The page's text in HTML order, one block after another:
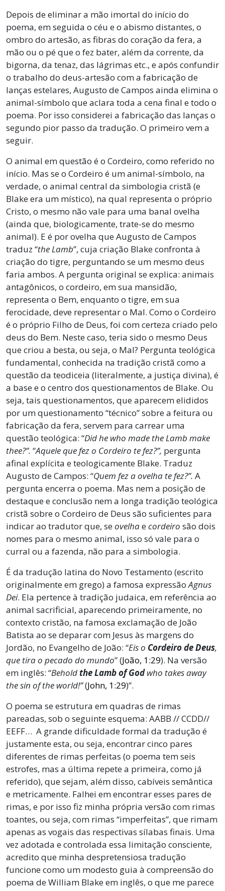
Depois de eliminar a mão imortal do início do
poema, em seguida o céu e o abismo distantes, o
ombro do artesão, as fibras do coração da fera, a
mão ou o pé que o fez bater, além da corrente, da
bigorna, da tenaz, das lágrimas etc., e após confundir
o trabalho do deus-artesão com a fabricação de
lanças estelares, Augusto de Campos ainda elimina o
animal-símbolo que aclara toda a cena final e todo o
poema. Por isso considerei a fabricação das lanças o
segundo pior passo da tradução. O primeiro vem a
seguir.
O animal em questão é o Cordeiro, como referido no
início. Mas se o Cordeiro é um animal-símbolo, na
verdade, o animal central da simbologia cristã (e
Blake era um místico), na qual representa o próprio
Cristo, o mesmo não vale para uma banal ovelha
(ainda que, biologicamente, trate-se do mesmo
animal). E é por ovelha que Augusto de Campos
traduz “the Lamb”, cuja criação Blake confronta à
criação do tigre, perguntando se um mesmo deus
faria ambos. A pergunta original se explica: animais
antagônicos, o cordeiro, em sua mansidão,
representa o Bem, enquanto o tigre, em sua
ferocidade, deve representar o Mal. Como o Cordeiro
é o próprio Filho de Deus, foi com certeza criado pelo
deus do Bem. Neste caso, teria sido o mesmo Deus
que criou a besta, ou seja, o Mal? Pergunta teológica
fundamental, conhecida na tradição cristã como a
questão da teodiceia (literalmente, a justiça divina), é
a base e o centro dos questionamentos de Blake. Ou
seja, tais questionamentos, que aparecem elididos
por um questionamento “técnico” sobre a feitura ou
fabricação da fera, servem para carrear uma
questão teológica: “Did he who made the Lamb make
thee?”. “Aquele que fez o Cordeiro te fez?”, pergunta
afinal explícita e teologicamente Blake. Traduz
Augusto de Campos: “Quem fez a ovelha te fez?”. A
pergunta encerra o poema. Mas nem a posição de
destaque e conclusão nem a longa tradição teológica
cristã sobre o Cordeiro de Deus são suficientes para
indicar ao tradutor que, seovelhaecordeiro são dois
nomes para o mesmo animal, isso só vale para o
curral ou a fazenda, não para a simbologia.
É da tradução latina do Novo Testamento (escrito
originalmente em grego) a famosa expressãoAgnus
Dei. Ela pertence à tradição judaica, em referência ao
animal sacrificial, aparecendo primeiramente, no
contexto cristão, na famosa exclamação de João
Batista ao se deparar com Jesus às margens do
Jordão, no Evangelho de João: “Eis o Cordeiro de Deus,
que tira o pecado do mundo” (João, 1:29). Na versão
em inglês: “Behold the Lamb of Godwho takes away
the sin of the world!”(John, 1:29)”.
O poema se estrutura em quadras de rimas
pareadas, sob o seguinte esquema: AABB // CCDD//
EEFF… A grande dificuldade formal da tradução é
justamente esta, ou seja, encontrar cinco pares
diferentes de rimas perfeitas (o poema tem seis
estrofes, mas a última repete a primeira, como já
referido), que sejam, além disso, cabíveis semântica
e metricamente. Falhei em encontrar esses pares de
rimas, e por isso fiz minha própria versão com rimas
toantes, ou seja, com rimas “imperfeitas”, que rimam
apenas as vogais das respectivas sílabas finais. Uma
vez adotada e controlada essa limitação consciente,
acredito que minha despretensiosa tradução
funcione como um modesto guia à compreensão do
poema de William Blake em inglês, o que me parece